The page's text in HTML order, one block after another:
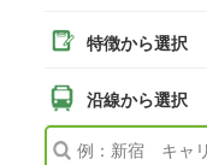
井原市(5)
総社市(27)
高梁市
特徴から選択
沿線から選択